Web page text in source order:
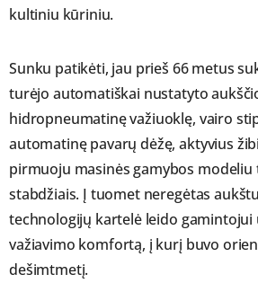
kultiniu kūriniu.
Sunku patikėti, jau prieš 66 metus
turėjo automatiškai nustatyto
hidropneumatinę važiuoklę, vairo
automatinę pavarų dėžę, aktyvius
pirmuoju masinės gamybos modeliu
stabdžiais. Į tuomet neregėtas
technologijų kartelė leido
važiavimo komfortą, į kurį buvo
dešimtmetį.